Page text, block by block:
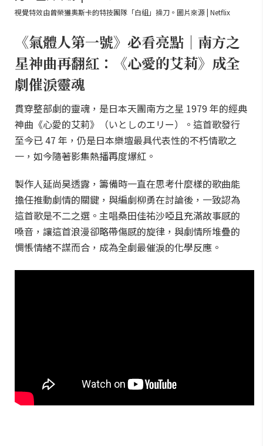
視覺特效由曾榮獲奧斯卡的特技團隊「白組」操刀。圖片來源 | Netflix
《氣體人第一號》必看亮點｜南方之
星神曲再翻紅：《心愛的艾莉》成全
劇催淚靈魂
貫穿整部劇的靈魂，是日本天團南方之星 1979 年的經典
神曲《心愛的艾莉》（いとしのエリー）。這首歌發行
至今已 47 年，仍是日本樂壇最具代表性的不朽情歌之
一，如今隨著影集熱播再度爆紅。
製作人延尚昊透露，籌備時一直在思考什麼樣的歌曲能
擔任推動劇情的關鍵，與編劇柳勇在討論後，一致認為
這首歌是不二之選。主唱桑田佳祐沙啞且充滿故事感的
嗓音，讓這首浪漫卻略帶傷感的旋律，與劇情所堆疊的
惆悵情緒不謀而合，成為全劇最催淚的化學反應。